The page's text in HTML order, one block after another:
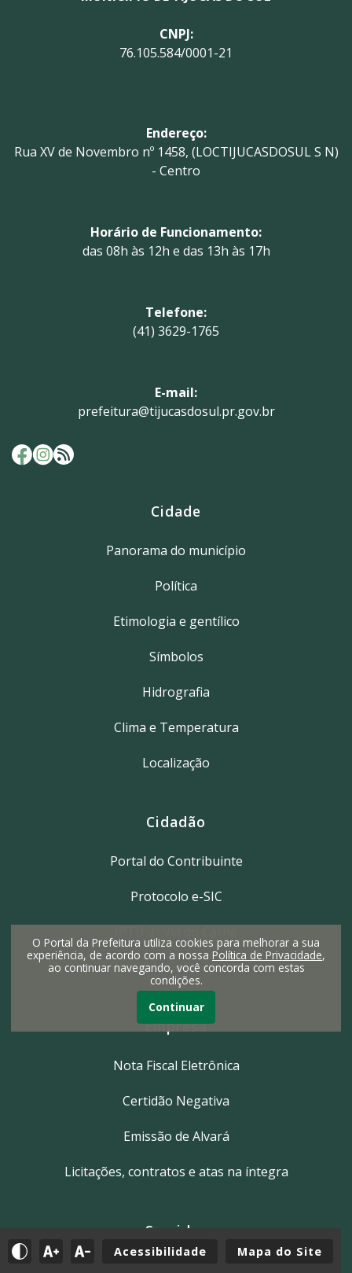
Acessibilidade Mapa do Site
CNPJ:
76.105.584/0001-21
Endereço:
Rua XV de Novembro nº 1458, (LOCTIJUCASDOSUL S N)
- Centro
Horário de Funcionamento:
das 08h às 12h e das 13h às 17h
Telefone:
(41) 3629-1765
E-mail:
prefeitura@tijucasdosul.pr.gov.br
Cidade
Panorama do município
Política
Etimologia e gentílico
Símbolos
Hidrografia
Clima e Temperatura
Localização
Cidadão
Portal do Contribuinte
Protocolo e-SIC
Portal do Contribuinte
Empresa
Nota Fiscal Eletrônica
Certidão Negativa
Emissão de Alvará
Licitações, contratos e atas na íntegra
Servidor
O Portal da Prefeitura utiliza cookies para melhorar a sua
experiência, de acordo com a nossa Política de Privacidade,
ao continuar navegando, você concorda com estas
condições.
Continuar